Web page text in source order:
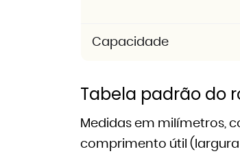
Capacidade
Tabela padrão do
Medidas em milímetros,
comprimento útil